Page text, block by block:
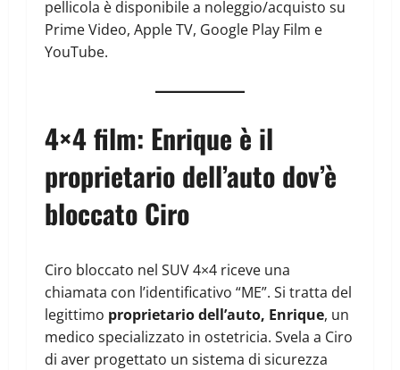
pellicola è disponibile a noleggio/acquisto su
Prime Video, Apple TV, Google Play Film e
YouTube.
4×4 film: Enrique è il
proprietario dell’auto dov’è
bloccato Ciro
Ciro bloccato nel SUV 4×4 riceve una
chiamata con l’identificativo “ME”. Si tratta del
legittimo proprietario dell’auto, Enrique, un
medico specializzato in ostetricia. Svela a Ciro
di aver progettato un sistema di sicurezza